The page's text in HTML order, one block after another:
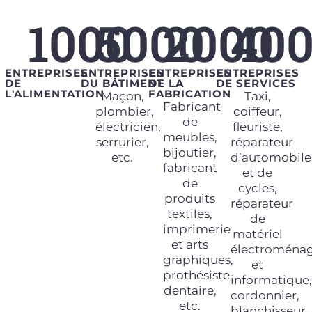
ENTREPRISES
DE
L'ALIMENTATION
1000
ENTREPRISES
DU BÂTIMENT
5000
Maçon,
plombier,
électricien,
serrurier,
etc.
ENTREPRISES
DE LA
FABRICATION
2000
Fabricant
de
meubles,
bijoutier,
fabricant
de
produits
textiles,
imprimerie
et arts
graphiques,
prothésiste
dentaire,
etc.
ENTREPRISES
DE SERVICES
Taxi,
coiffeur,
fleuriste,
réparateur
et de
cycles,
réparateur
de
matériel
et
informatique,
cordonnier,